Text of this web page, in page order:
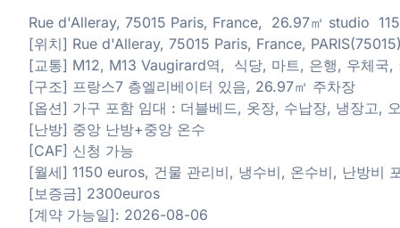
Rue d'Alleray, 75015 Paris, France, 26.97㎡ studio
[위치] Rue d'Alleray, 75015 Paris, France,
[교통] M12, M13 Vaugirard역, 식당, 마트, 은행, 우체국,
[구조] 프랑스7 층엘리베이터 있음, 26.97㎡ 주차장
[옵션] 가구 포함 임대 : 더블베드, 옷장, 수납장, 냉장고,
[난방] 중앙 난방+중앙 온수
[CAF] 신청 가능
[월세] 1150 euros, 건물 관리비, 냉수비, 온수비, 난방비
[보증금] 2300euros
[계약 가능일]: 2026-08-06